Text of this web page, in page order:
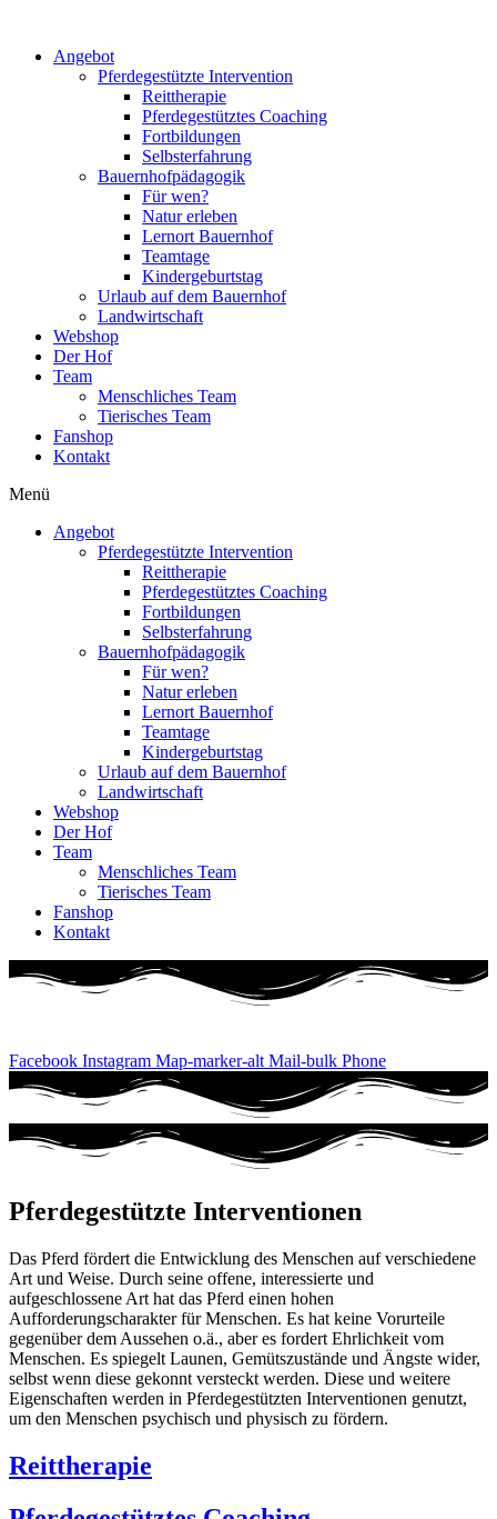
wechselnAngebot
Pferdegestützte Intervention
Reittherapie
Pferdegestütztes Coaching
Fortbildungen
Selbsterfahrung
Bauernhofpädagogik
Für wen?
Natur erleben
Lernort Bauernhof
Teamtage
Kindergeburtstag
Urlaub auf dem Bauernhof
Landwirtschaft
Webshop
Der Hof
Team
Menschliches Team
Tierisches Team
Fanshop
Kontakt
Menü
Angebot
Pferdegestützte Intervention
Reittherapie
Pferdegestütztes Coaching
Fortbildungen
Selbsterfahrung
Bauernhofpädagogik
Für wen?
Natur erleben
Lernort Bauernhof
Teamtage
Kindergeburtstag
Urlaub auf dem Bauernhof
Landwirtschaft
Webshop
Der Hof
Team
Menschliches Team
Tierisches Team
Fanshop
Kontakt
Facebook Instagram Map-marker-alt Mail-bulk Phone
Pferdegestützte Interventionen
Das Pferd fördert die Entwicklung des Menschen auf verschiedene
Art und Weise. Durch seine offene, interessierte und
aufgeschlossene Art hat das Pferd einen hohen
Aufforderungscharakter für Menschen. Es hat keine Vorurteile
gegenüber dem Aussehen o.ä., aber es fordert Ehrlichkeit vom
Menschen. Es spiegelt Launen, Gemütszustände und Ängste wider,
selbst wenn diese gekonnt versteckt werden. Diese und weitere
Eigenschaften werden in Pferdegestützten Interventionen genutzt,
um den Menschen psychisch und physisch zu fördern.
Reittherapie